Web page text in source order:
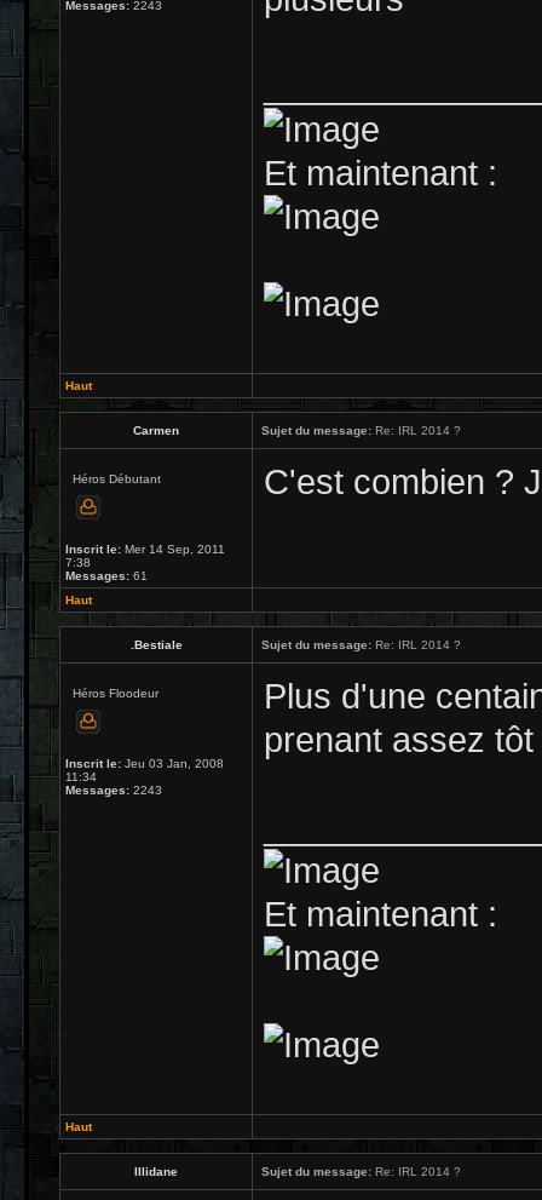
Messages: 2243
Et maintenant :
Haut
Carmen Sujet du message: Re: IRL 2014 ?
Héros Débutant
Inscrit le: Mer 14 Sep, 2011
7:38
Messages: 61
C'est combien ?
Haut
.Bestiale Sujet du message: Re: IRL 2014 ?
Héros Floodeur
Inscrit le: Jeu 03 Jan, 2008
11:34
Messages: 2243
Plus d'une
prenant assez
Et maintenant :
Haut
Illidane Sujet du message: Re: IRL 2014 ?